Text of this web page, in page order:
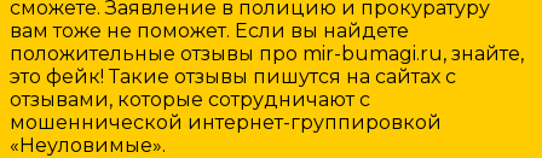
сможете. Заявление в полицию и прокуратуру
вам тоже не поможет. Если вы найдете
положительные отзывы про mir-bumagi.ru, знайте,
это фейк! Такие отзывы пишутся на сайтах с
отзывами, которые сотрудничают с
мошеннической интернет-группировкой
«Неуловимые».